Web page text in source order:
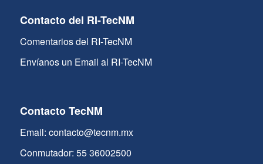
Contacto del RI-TecNM
Comentarios del RI-TecNM
Envíanos un Email al RI-TecNM
Contacto TecNM
Email: contacto@tecnm.mx
Conmutador: 55 36002500